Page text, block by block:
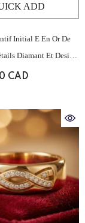
ADD
Initial E En Or De
Diamant Et Design
CAD